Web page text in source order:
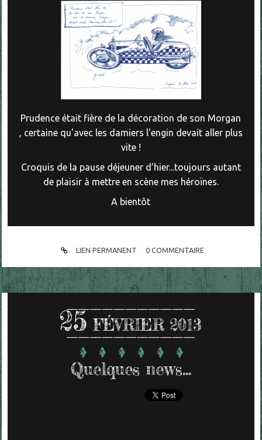
Prudence était fière de la décoration de son Morgan
, certaine qu'avec les damiers l'engin devait aller plus
vite !
Croquis de la pause déjeuner d'hier...toujours autant
de plaisir à mettre en scène mes héroïnes.
A bientôt
LIEN PERMANENT 0 COMMENTAIRE
25 FÉVRIER 2013
Quelques news...